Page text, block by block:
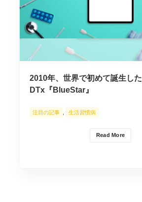
2010年、世界で初めて誕生した
DTx『BlueStar』
Read More
注目の記事 生活習慣病